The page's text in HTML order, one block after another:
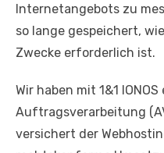
Internetangebots zu
so lange gespeichert,
Zwecke erforderlich ist.
Wir haben mit 1&1
Auftragsverarbeitung
versichert der